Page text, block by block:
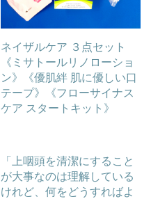
ネイザルケア ３点セット
《ミサトールリノローショ
ン》《優肌絆 肌に優しい口
テープ》《フローサイナス
ケア スタートキット》
「上咽頭を清潔にすること
が大事なのは理解している
けれど、何をどうすればよ